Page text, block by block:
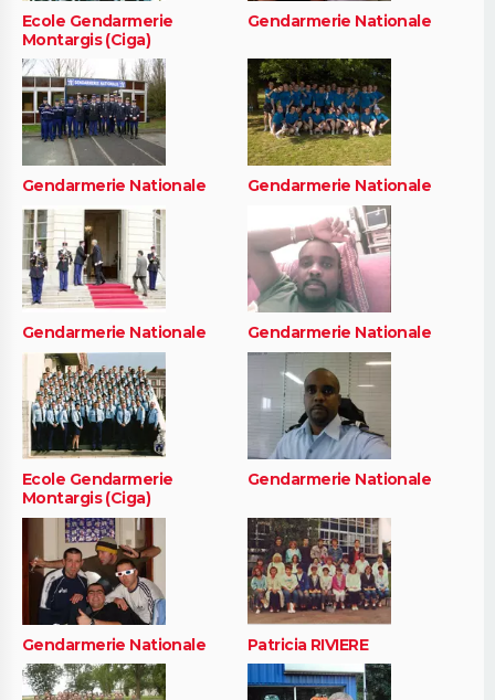
Ecole Gendarmerie
Montargis (Ciga)
Gendarmerie Nationale
Gendarmerie Nationale Gendarmerie Nationale
Gendarmerie Nationale Gendarmerie Nationale
Ecole Gendarmerie
Montargis (Ciga)
Gendarmerie Nationale
Gendarmerie Nationale Patricia RIVIERE